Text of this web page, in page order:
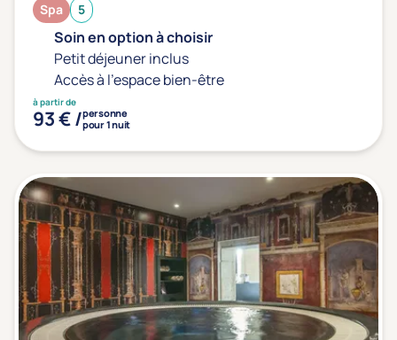
Spa 5
Soin en option à choisir
Petit déjeuner inclus
Accès à l'espace bien-être
à partir de
93 € /personne
pour 1 nuit